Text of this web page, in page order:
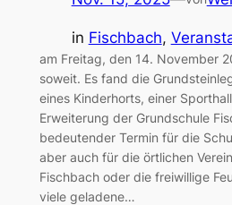
in Fischbach,
am Freitag, den 14. November
soweit. Es fand die
eines Kinderhorts, einer
Erweiterung der Grundschule
bedeutender Termin für die
aber auch für die örtlichen
Fischbach oder die freiwillige
viele geladene…